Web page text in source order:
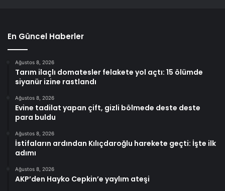
En Güncel Haberler
Ağustos 8, 2026
Tarım ilaçlı domatesler felakete yol açtı: 15 ölümde
siyanür izine rastlandı
Ağustos 8, 2026
Evine tadilat yapan çift, gizli bölmede deste deste
para buldu
Ağustos 8, 2026
İstifaların ardından Kılıçdaroğlu harekete geçti: İşte ilk
adımı
Ağustos 8, 2026
AKP’den Hayko Cepkin’e yaylım ateşi